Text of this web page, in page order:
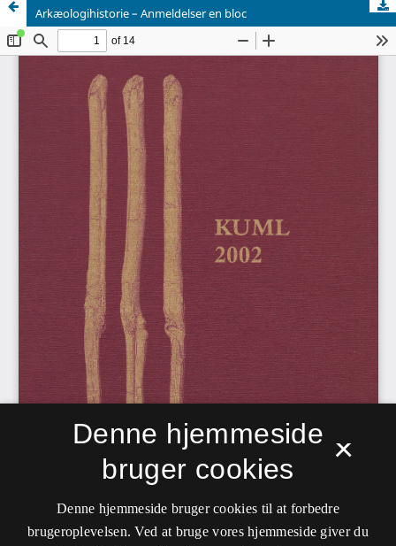
Arkæologihistorie – Anmeldelser en bloc
×
Denne hjemmeside
bruger cookies
Denne hjemmeside bruger cookies til at forbedre
brugeroplevelsen. Ved at bruge vores hjemmeside giver du